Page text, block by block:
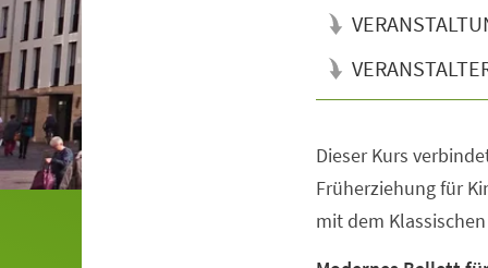
Dieser Kurs
Früherziehung für
mit dem